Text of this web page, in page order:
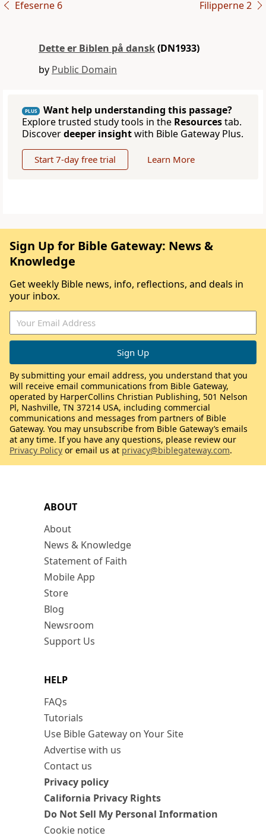
Efeserne 6 Filipperne 2
Dette er Biblen på dansk(DN1933)
by Public Domain
PLUS
Want help understanding this passage?
Explore trusted study tools in the Resourcestab.
Discoverdeeper insightwith Bible Gateway Plus.
Start 7-day free trial Learn More
ABOUT
About
News & Knowledge
Statement of Faith
Mobile App
Store
Blog
Newsroom
Support Us
HELP
FAQs
Tutorials
Use Bible Gateway on Your Site
Advertise with us
Contact us
Privacy policy
California Privacy Rights
Do Not Sell My Personal Information
Cookie notice
Sign Up for Bible Gateway: News &
Knowledge
Get weekly Bible news, info, reflections, and deals in
your inbox.
By submitting your email address, you understand that you
will receive email communications from Bible Gateway,
operated by HarperCollins Christian Publishing, 501 Nelson
Pl, Nashville, TN 37214 USA, including commercial
communications and messages from partners of Bible
Gateway. You may unsubscribe from Bible Gateway’s emails
at any time. If you have any questions, please review our
Privacy Policy or email us at privacy@biblegateway.com.